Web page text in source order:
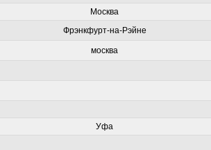
Москва
Фрэнкфурт-на-Рэйне
москва
Уфа